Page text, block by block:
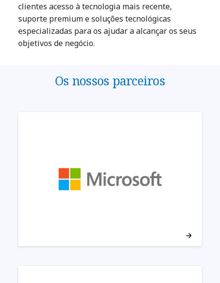
clientes acesso à tecnologia mais recente,
suporte premium e soluções tecnológicas
especializadas para os ajudar a alcançar os seus
objetivos de negócio.
Os nossos parceiros